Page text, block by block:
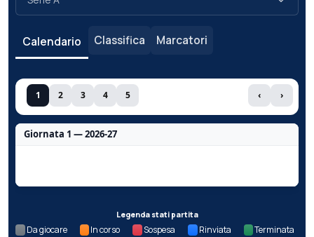
Calendario Classifica Marcatori
1 2 3 4 5 ‹ ›
Giornata 1 — 2026-27
Legenda stati partita
Da giocare In corso Sospesa Rinviata Terminata